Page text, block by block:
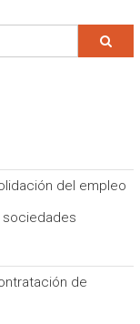
del empleo
de